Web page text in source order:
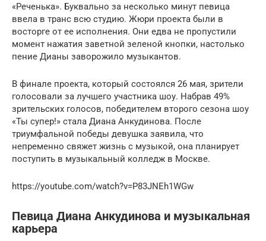
«Реченька». Буквально за несколько минут певица
ввела в транс всю студию. Жюри проекта были в
восторге от ее исполнения. Они едва не пропустили
момент нажатия заветной зеленой кнопки, настолько
пение Дианы заворожило музыкантов.
В финале проекта, который состоялся 26 мая, зрители
голосовали за лучшего участника шоу. Набрав 49%
зрительских голосов, победителем второго сезона шоу
«Ты супер!» стала Диана Анкудинова. После
триумфальной победы девушка заявила, что
непременно свяжет жизнь с музыкой, она планирует
поступить в музыкальный колледж в Москве.
https://youtube.com/watch?v=P83JNEh1WGw
Певица Диана Анкудинова и музыкальная
карьера